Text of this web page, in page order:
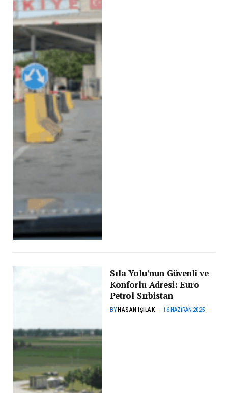
Sıla Yolu’nun Güvenli ve
Konforlu Adresi: Euro
Petrol Sırbistan
BY HASAN IŞILAK 16 HAZIRAN 2025